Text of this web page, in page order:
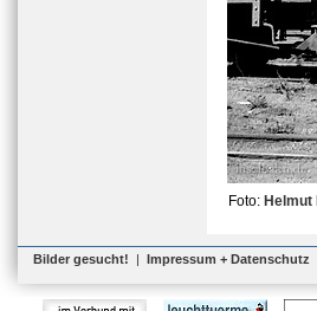
Foto: Helmut
Bilder gesucht! | Impressum + Datenschutz